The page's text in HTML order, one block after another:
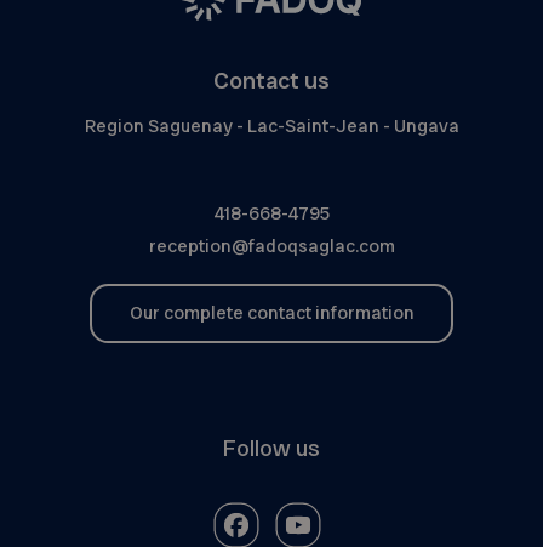
Contact us
Region Saguenay - Lac-Saint-Jean - Ungava
418-668-4795
reception@fadoqsaglac.com
Our complete contact information
Follow us